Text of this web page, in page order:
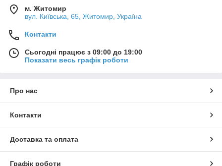
м. Житомир
вул. Київська, 65, Житомир, Україна
Контакти
Сьогодні працює з 09:00 до 19:00
Показати весь графік роботи
Про нас
Контакти
Доставка та оплата
Графік роботи